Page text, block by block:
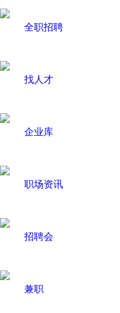
全职招聘
找人才
企业库
职场资讯
招聘会
兼职